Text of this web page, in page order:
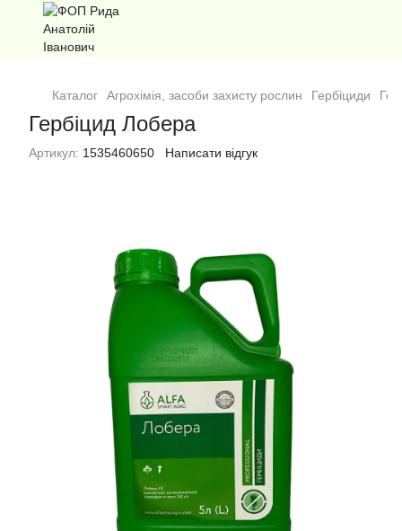
Каталог Агрохімія, засоби захисту рослин Гербіциди
Гербіцид Лобера
Артикул: 1535460650 Написати відгук